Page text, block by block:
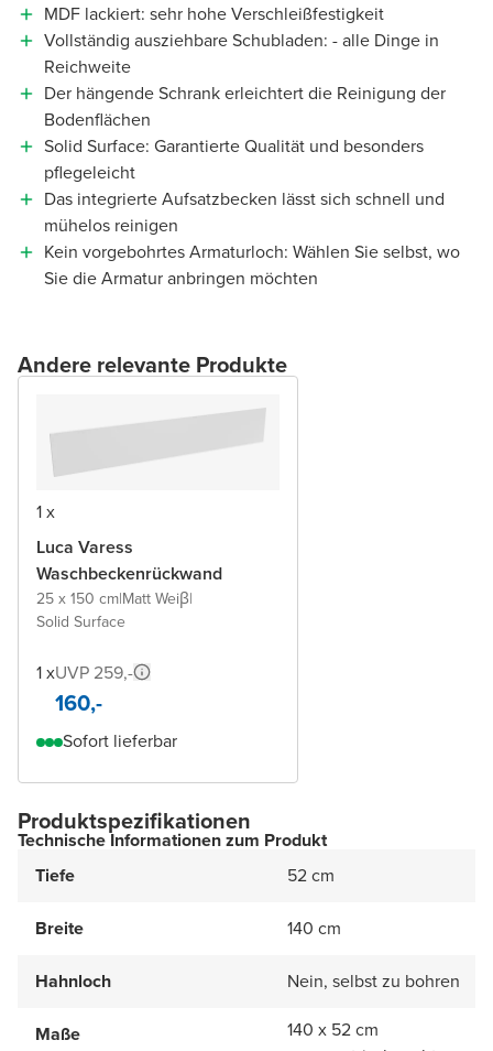
MDF lackiert: sehr hohe Verschleißfestigkeit
Vollständig ausziehbare Schubladen: - alle Dinge in
Reichweite
Der hängende Schrank erleichtert die Reinigung der
Bodenflächen
Solid Surface: Garantierte Qualität und besonders
pflegeleicht
Das integrierte Aufsatzbecken lässt sich schnell und
mühelos reinigen
Kein vorgebohrtes Armaturloch: Wählen Sie selbst, wo
Sie die Armatur anbringen möchten
Andere relevante Produkte
1 x
Luca Varess
Waschbeckenrückwand
25 x 150 cm|Matt Weiβ|
Solid Surface
1 xUVP 259,-
160,-
Sofort lieferbar
Produktspezifikationen
Technische Informationen zum Produkt
Tiefe
52 cm
Breite 140 cm
Hahnloch Nein, selbst zu bohren
Maße
140 x 52 cm